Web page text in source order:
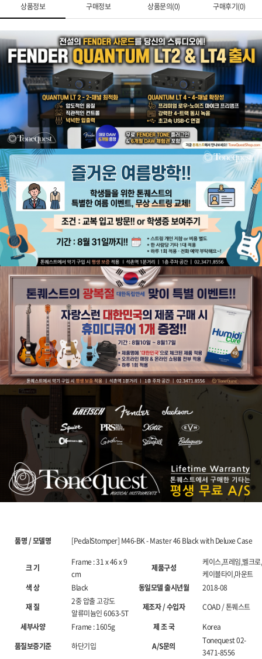
상품정보 구매정보 상품문의(0) 구매후기(0)
품명 / 모델명 [PedalStomper] M46-BK - Master 46 Black with Deluxe Case
크 기
Frame : 31 x 46 x 9
cm
제품구성
케이스,프레임,벨크로,
케이블타이,마운트
색 상
Black 동일모델 출시년월
2018-08
재 질
2중 압출 고강도
알류미늄인 6063-5T
제조자 / 수입자
COAD / 톤퀘스트
세부사양
Frame : 1605g 제 조 국
Korea
품질보증기준
하단기입 A/S문의
Tonequest 02-
3471-8556